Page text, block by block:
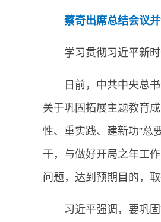
蔡奇出席总结会议
学习贯彻习近平新
日前，中共中央总
关于巩固拓展主题教育
性、重实践、建新功”总
干，与做好开局之年工
问题，达到预期目的，取
习近平强调，要巩